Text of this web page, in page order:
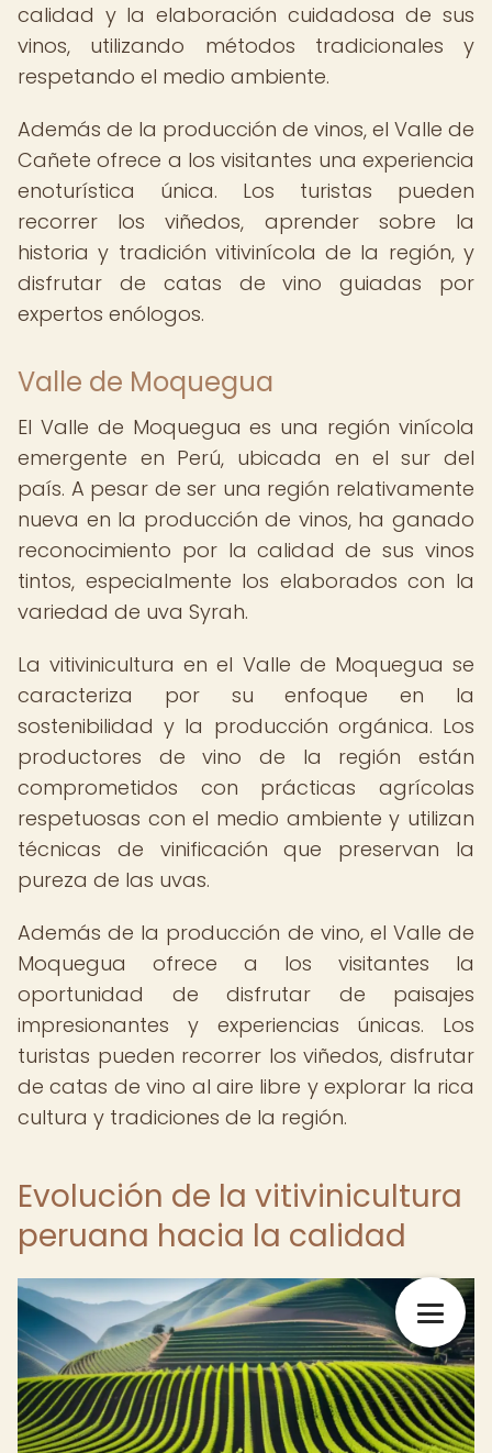
calidad y la elaboración cuidadosa de sus
vinos, utilizando métodos tradicionales y
respetando el medio ambiente.
Además de la producción de vinos, el Valle de
Cañete ofrece a los visitantes una experiencia
enoturística única. Los turistas pueden
recorrer los viñedos, aprender sobre la
historia y tradición vitivinícola de la región, y
disfrutar de catas de vino guiadas por
expertos enólogos.
Valle de Moquegua
El Valle de Moquegua es una región vinícola
emergente en Perú, ubicada en el sur del
país. A pesar de ser una región relativamente
nueva en la producción de vinos, ha ganado
reconocimiento por la calidad de sus vinos
tintos, especialmente los elaborados con la
variedad de uva Syrah.
La vitivinicultura en el Valle de Moquegua se
caracteriza por su enfoque en la
sostenibilidad y la producción orgánica. Los
productores de vino de la región están
comprometidos con prácticas agrícolas
respetuosas con el medio ambiente y utilizan
técnicas de vinificación que preservan la
pureza de las uvas.
Además de la producción de vino, el Valle de
Moquegua ofrece a los visitantes la
oportunidad de disfrutar de paisajes
impresionantes y experiencias únicas. Los
turistas pueden recorrer los viñedos, disfrutar
de catas de vino al aire libre y explorar la rica
cultura y tradiciones de la región.
Evolución de la vitivinicultura
peruana hacia la calidad